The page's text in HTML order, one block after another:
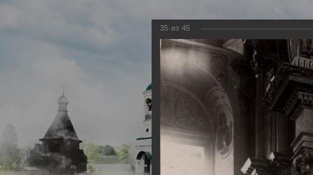
35 из 45